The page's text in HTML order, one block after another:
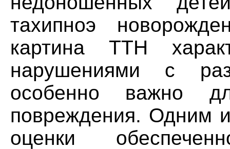
тахипноэ
картина ТТН
нарушениями с
особенно важно
повреждения. Одним
оценки